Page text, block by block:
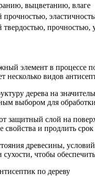
выцветанию, влаге
прочностью,
элемент в процессе
несколько видов
дерева на
выбором для
защитный слой на
свойства и продлить
древесины,
сухости, чтобы